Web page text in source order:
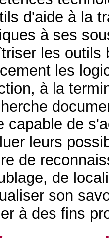
d'aide à la
à ses
les outils
les
à la
capable de
leurs
de
de
son
à des fins